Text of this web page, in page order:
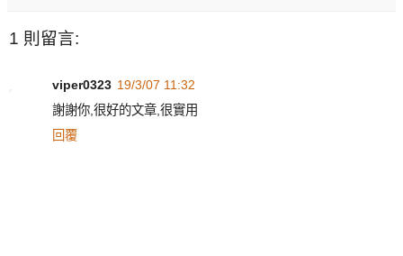
1 則留言:
viper0323 19/3/07 11:32
謝謝你,很好的文章,很實用
回覆